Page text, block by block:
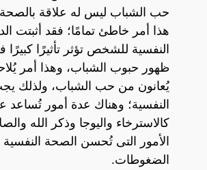
حب الشباب ليس له علاقة بالصحة
هذا أمر خاطئ تمامًا؛ فقد أثبتت
النفسية للشخص تؤثر تأثيرًا
ظهور حبوب الشباب، وهذا أمر
يُعانون من حب الشباب، ولذلك
النفسية؛ وهناك عدة أمور تُساعد
كالاسترخاء واليوجا وذكر الله
الأمور التى تُحسن الصحة
الضغوطات.